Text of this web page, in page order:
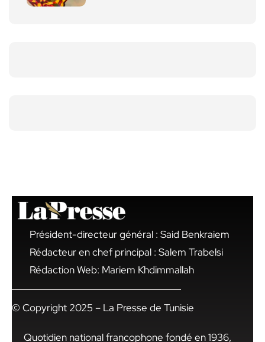
Président-directeur général : Said Benkraiem
Rédacteur en chef principal : Salem Trabelsi
Rédaction Web: Mariem Khdimmallah
© Copyright 2025 – La Presse de Tunisie
Quotidien national francophone fondé en 1936,